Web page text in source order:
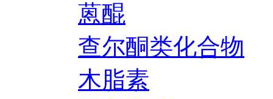
蒽醌
查尔酮类化合物
木脂素